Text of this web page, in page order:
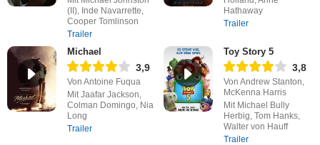
(II), Inde Navarrette,
Cooper Tomlinson
Trailer
Hathaway
Trailer
Michael
3,9
Von Antoine Fuqua
Mit Jaafar Jackson,
Colman Domingo, Nia
Long
Trailer
Toy Story 5
3,8
Von Andrew Stanton,
McKenna Harris
Mit Michael Bully
Herbig, Tom Hanks,
Walter von Hauff
Trailer